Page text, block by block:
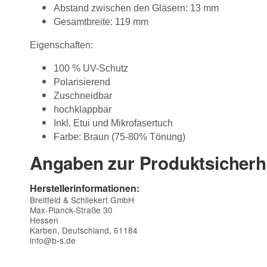
Abstand zwischen den Gläsern: 13 mm
Gesamtbreite: 119 mm
Eigenschaften:
100 % UV-Schutz
Polarisierend
Zuschneidbar
hochklappbar
Inkl. Etui und Mikrofasertuch
Farbe: Braun (75-80% Tönung)
Angaben zur
Herstellerinformationen:
Breitfeld & Schliekert GmbH
Max-Planck-Straße 30
Hessen
Karben, Deutschland, 61184
info@b-s.de